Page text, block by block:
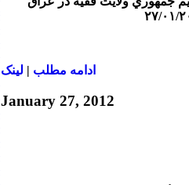
ادامه مطلب | لينک
January 27, 2012